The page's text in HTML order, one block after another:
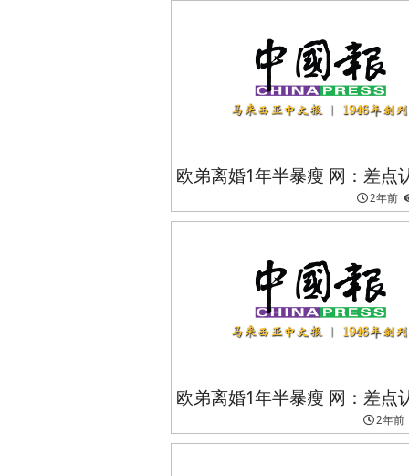
欧弟离婚1年半暴瘦 网：差点
2年前
欧弟离婚1年半暴瘦 网：差点
2年前